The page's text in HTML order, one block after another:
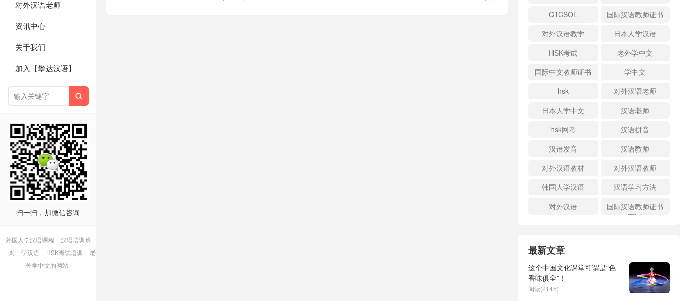
对外汉语老师
资讯中心
关于我们
加入【攀达汉语】

扫一扫，加微信咨询
外国人学汉语课程
汉语培训班
一对一学汉语
HSK考试培训
老
外学中文的网站
CTCSOL
国际汉语教师证书
对外汉语教学
日本人学汉语
HSK考试
老外学中文
国际中文教师证书
学中文
hsk
对外汉语老师
日本人学中文
汉语老师
hsk网考
汉语拼音
汉语发音
汉语教师
对外汉语教材
对外汉语教师
韩国人学汉语
汉语学习方法
对外汉语
国际汉语教师证书
面试
最新文章
这个中国文化课堂可谓是“色
香味俱全”！
阅读(2145)